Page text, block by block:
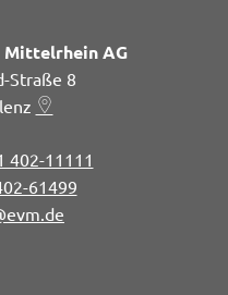
Mittelrhein AG
Straße 8
402-11111
61499